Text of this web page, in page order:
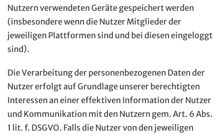
Nutzern verwendeten Geräte gespeichert werden
(insbesondere wenn die Nutzer Mitglieder der
jeweiligen Plattformen sind und bei diesen eingeloggt
sind).
Die Verarbeitung der personenbezogenen Daten der
Nutzer erfolgt auf Grundlage unserer berechtigten
Interessen an einer effektiven Information der Nutzer
und Kommunikation mit den Nutzern gem. Art. 6 Abs.
1 lit. f. DSGVO. Falls die Nutzer von den jeweiligen